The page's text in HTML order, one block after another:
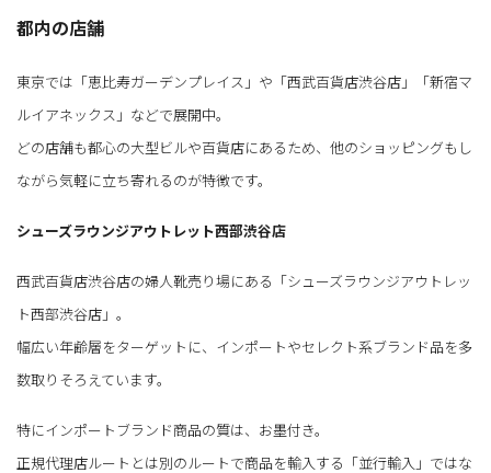
都内の店舗
東京では「恵比寿ガーデンプレイス」や「西武百貨店渋谷店」「新宿マ
ルイアネックス」などで展開中。
どの店舗も都心の大型ビルや百貨店にあるため、他のショッピングもし
ながら気軽に立ち寄れるのが特徴です。
シューズラウンジアウトレット西部渋谷店
西武百貨店渋谷店の婦人靴売り場にある「シューズラウンジアウトレッ
ト西部渋谷店」。
幅広い年齢層をターゲットに、インポートやセレクト系ブランド品を多
数取りそろえています。
特にインポートブランド商品の質は、お墨付き。
正規代理店ルートとは別のルートで商品を輸入する「並行輸入」ではな